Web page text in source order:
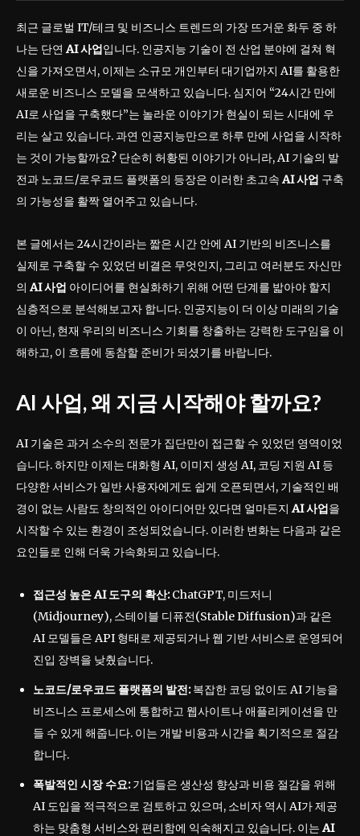
최근 글로벌 IT/테크 및 비즈니스 트렌드의 가장 뜨거운 화두 중 하
나는 단연 AI 사업입니다. 인공지능 기술이 전 산업 분야에 걸쳐 혁
신을 가져오면서, 이제는 소규모 개인부터 대기업까지 AI를 활용한
새로운 비즈니스 모델을 모색하고 있습니다. 심지어 “24시간 만에
AI로 사업을 구축했다”는 놀라운 이야기가 현실이 되는 시대에 우
리는 살고 있습니다. 과연 인공지능만으로 하루 만에 사업을 시작하
는 것이 가능할까요? 단순히 허황된 이야기가 아니라, AI 기술의 발
전과 노코드/로우코드 플랫폼의 등장은 이러한 초고속 AI 사업 구축
의 가능성을 활짝 열어주고 있습니다.
본 글에서는 24시간이라는 짧은 시간 안에 AI 기반의 비즈니스를
실제로 구축할 수 있었던 비결은 무엇인지, 그리고 여러분도 자신만
의 AI 사업 아이디어를 현실화하기 위해 어떤 단계를 밟아야 할지
심층적으로 분석해보고자 합니다. 인공지능이 더 이상 미래의 기술
이 아닌, 현재 우리의 비즈니스 기회를 창출하는 강력한 도구임을 이
해하고, 이 흐름에 동참할 준비가 되셨기를 바랍니다.
AI 사업, 왜 지금 시작해야 할까요?
AI 기술은 과거 소수의 전문가 집단만이 접근할 수 있었던 영역이었
습니다. 하지만 이제는 대화형 AI, 이미지 생성 AI, 코딩 지원 AI 등
다양한 서비스가 일반 사용자에게도 쉽게 오픈되면서, 기술적인 배
경이 없는 사람도 창의적인 아이디어만 있다면 얼마든지 AI 사업을
시작할 수 있는 환경이 조성되었습니다. 이러한 변화는 다음과 같은
요인들로 인해 더욱 가속화되고 있습니다.
접근성 높은 AI 도구의 확산:ChatGPT, 미드저니
(Midjourney), 스테이블 디퓨전(Stable Diffusion)과 같은
AI 모델들은 API 형태로 제공되거나 웹 기반 서비스로 운영되어
진입 장벽을 낮췄습니다.
노코드/로우코드 플랫폼의 발전:복잡한 코딩 없이도 AI 기능을
비즈니스 프로세스에 통합하고 웹사이트나 애플리케이션을 만
들 수 있게 해줍니다. 이는 개발 비용과 시간을 획기적으로 절감
합니다.
폭발적인 시장 수요:기업들은 생산성 향상과 비용 절감을 위해
AI 도입을 적극적으로 검토하고 있으며, 소비자 역시 AI가 제공
하는 맞춤형 서비스와 편리함에 익숙해지고 있습니다. 이는 AI